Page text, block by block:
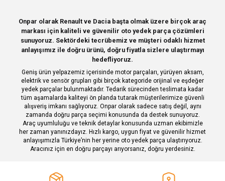
Ürün resmi kalitesiz, bozuk veya görüntülenemiyor.
Ürün açıklamasında eksik bilgiler bulunuyor.
Ürün bilgilerinde hatalar bulunuyor.
Ürün fiyatı diğer sitelerden daha pahalı.
Bu ürüne benzer farklı alternatifler olmalı.
Gönder
Deneyimini Paylaş
Onpar olarak Renault ve Dacia başta olmak üzere birçok araç
markası için kaliteli ve güvenilir oto yedek parça çözümleri
sunuyoruz. Sektördeki tecrübemiz ve müşteri odaklı hizmet
anlayışımız ile doğru ürünü, doğru fiyatla sizlere ulaştırmayı
hedefliyoruz.
Geniş ürün yelpazemiz içerisinde motor parçaları, yürüyen aksam,
elektrik ve sensör grupları gibi birçok kategoride orijinal ve eşdeğer
yedek parçalar bulunmaktadır. Tedarik sürecinden teslimata kadar
tüm aşamalarda kaliteyi ön planda tutarak müşterilerimize güvenli
alışveriş imkanı sağlıyoruz. Onpar olarak sadece satış değil, aynı
zamanda doğru parça seçimi konusunda da destek sunuyoruz.
Araç uyumluluğu ve teknik detaylar konusunda uzman ekibimizle
her zaman yanınızdayız. Hızlı kargo, uygun fiyat ve güvenilir hizmet
anlayışımızla Türkiye’nin her yerine oto yedek parça ulaştırıyoruz.
Aracınız için en doğru parçayı arıyorsanız, doğru yerdesiniz.